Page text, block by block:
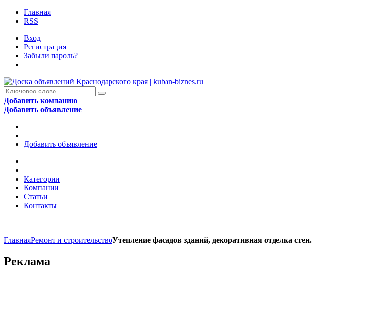
Главная
RSS
Вход
Регистрация
Забыли пароль?
Добавить компанию
Добавить объявление
Добавить объявление
Категории
Компании
Статьи
Контакты
ГлавнаяРемонт и строительствоУтепление фасадов зданий, декоративная отделка стен.
Реклама